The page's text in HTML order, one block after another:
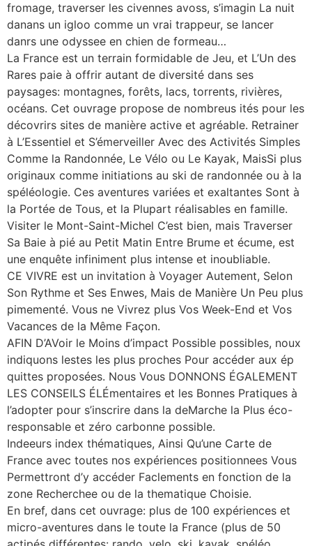
fromage, traverser les civennes avoss, s’imagin La nuit
danans un igloo comme un vrai trappeur, se lancer
danrs une odyssee en chien de formeau…
La France est un terrain formidable de Jeu, et L’Un des
Rares paie à offrir autant de diversité dans ses
paysages: montagnes, forêts, lacs, torrents, rivières,
océans. Cet ouvrage propose de nombreus ités pour les
décovrirs sites de manière active et agréable. Retrainer
à L’Essentiel et S’émerveiller Avec des Activités Simples
Comme la Randonnée, Le Vélo ou Le Kayak, MaisSi plus
originaux comme initiations au ski de randonnée ou à la
spéléologie. Ces aventures variées et exaltantes Sont à
la Portée de Tous, et la Plupart réalisables en famille.
Visiter le Mont-Saint-Michel C’est bien, mais Traverser
Sa Baie à pié au Petit Matin Entre Brume et écume, est
une enquête infiniment plus intense et inoubliable.
CE VIVRE est un invitation à Voyager Autement, Selon
Son Rythme et Ses Enwes, Mais de Manière Un Peu plus
pimementé. Vous ne Vivrez plus Vos Week-End et Vos
Vacances de la Même Façon.
AFIN D’AVoir le Moins d’impact Possible possibles, noux
indiquons lestes les plus proches Pour accéder aux ép
quittes proposées. Nous Vous DONNONS ÉGALEMENT
LES CONSEILS ÉLÉmentaires et les Bonnes Pratiques à
l’adopter pour s’inscrire dans la deMarche la Plus éco-
responsable et zéro carbonne possible.
Indeeurs index thématiques, Ainsi Qu’une Carte de
France avec toutes nos expériences positionnees Vous
Permettront d’y accéder Faclements en fonction de la
zone Recherchee ou de la thematique Choisie.
En bref, dans cet ouvrage: plus de 100 expériences et
micro-aventures dans le toute la France (plus de 50